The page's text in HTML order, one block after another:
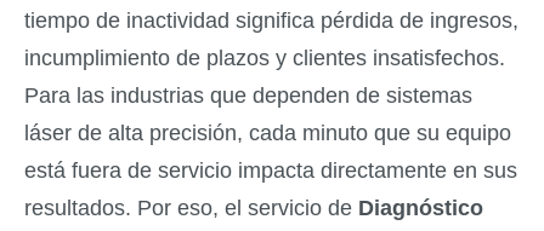
tiempo de inactividad significa pérdida de ingresos,
incumplimiento de plazos y clientes insatisfechos.
Para las industrias que dependen de sistemas
láser de alta precisión, cada minuto que su equipo
está fuera de servicio impacta directamente en sus
resultados. Por eso, el servicio de Diagnóstico